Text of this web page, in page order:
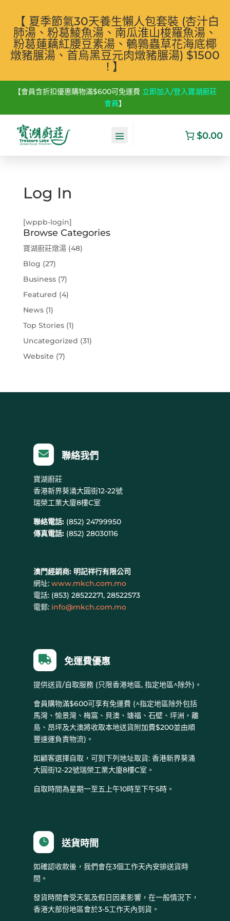
【 夏季節氣30天養生懶人包套裝 (杏汁白
肺湯、粉葛鯪魚湯、南瓜淮山梭羅魚湯、
粉葛蓮藕紅腰豆素湯、鵪鶉蟲草花海底椰
燉豬𦟌湯、首烏黑豆元肉燉豬𦟌湯) $1500
! 】
【會員含折扣優惠購物滿$600可免運費 立即加入/登入寶湖廚莊
會員】
$0.00
Log In
[wppb-login]
Browse Categories
寶湖廚莊燉湯(48)
Blog (27)
Business(7)
Featured (4)
News(1)
Top Stories(1)
Uncategorized (31)
Website (7)
 聯絡我們
寶湖廚莊
香港新界葵涌大圓街12-22號
瑞榮工業大廈8樓C室
聯絡電話: (852) 24799950
傳真電話:(852) 28030116
澳門經銷商: 明記祥行有限公司
網址: www.mkch.com.mo
電話: (853) 28522271, 28522573
電郵: info@mkch.com.mo
 免運費優惠
提供送貨/自取服務 (只限香港地區, 指定地區^除外)。
會員購物滿$600可享有免運費 (^指定地區除外包括
馬灣、愉景灣、梅窩、貝澳、塘福、石壁、坪洲，離
島、昂坪及大澳將收取本地送貨附加費$200並由順
豐速運負責物流)。
如顧客選擇自取，可到下列地址取貨: 香港新界葵涌
大圓街12-22號瑞榮工業大廈8樓C室。
自取時間為星期一至五上午10時至下午5時。
 送貨時間
如確認收款後，我們會在3個工作天內安排送貨時
間。
發貨時間會受天氣及假日因素影響，在一般情況下，
香港大部份地區會於3-5工作天內到貨。